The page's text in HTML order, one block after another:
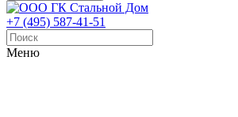
+7 (495) 587-41-51
Меню